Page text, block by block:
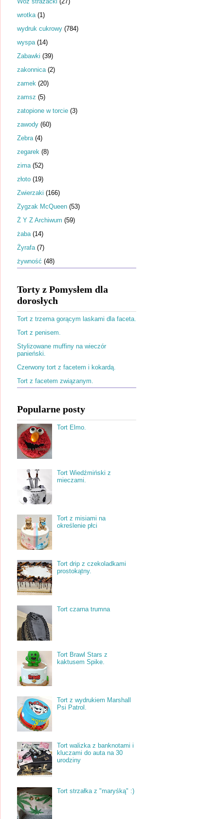
wrotka (1)
wydruk cukrowy (784)
wyspa (14)
Zabawki (39)
zakonnica (2)
zamek (20)
zamsz (5)
zatopione w torcie (3)
zawody (60)
Zebra (4)
zegarek (8)
zima (52)
złoto (19)
Zwierzaki (166)
Zygzak McQueen (53)
Ż Y Z Archiwum (59)
żaba (14)
Żyrafa (7)
żywność (48)
Torty z Pomysłem dla
dorosłych
Tort z trzema gorącym laskami dla faceta.
Tort z penisem.
Stylizowane muffiny na wieczór
panieński.
Czerwony tort z facetem i kokardą.
Tort z facetem związanym.
Popularne posty
Tort Elmo.
Tort Wiedźmiński z
mieczami.
Tort z misiami na
określenie płci
Tort drip z czekoladkami
prostokątny.
Tort czarna trumna
Tort Brawl Stars z
kaktusem Spike.
Tort z wydrukiem Marshall
Psi Patrol.
Tort walizka z banknotami i
kluczami do auta na 30
urodziny
Tort strzałka z "maryśką" :)